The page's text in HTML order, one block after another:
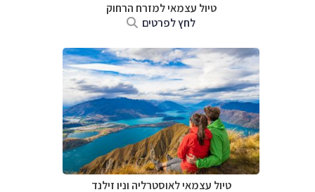
טיול עצמאי למזרח הרחוק
לחץ לפרטים
טיול עצמאי לאוסטרליה וניו זילנד